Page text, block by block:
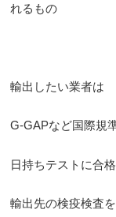
れるもの
輸出したい業者は
G-GAPなど国際規
日持ちテストに合
輸出先の検疫検査